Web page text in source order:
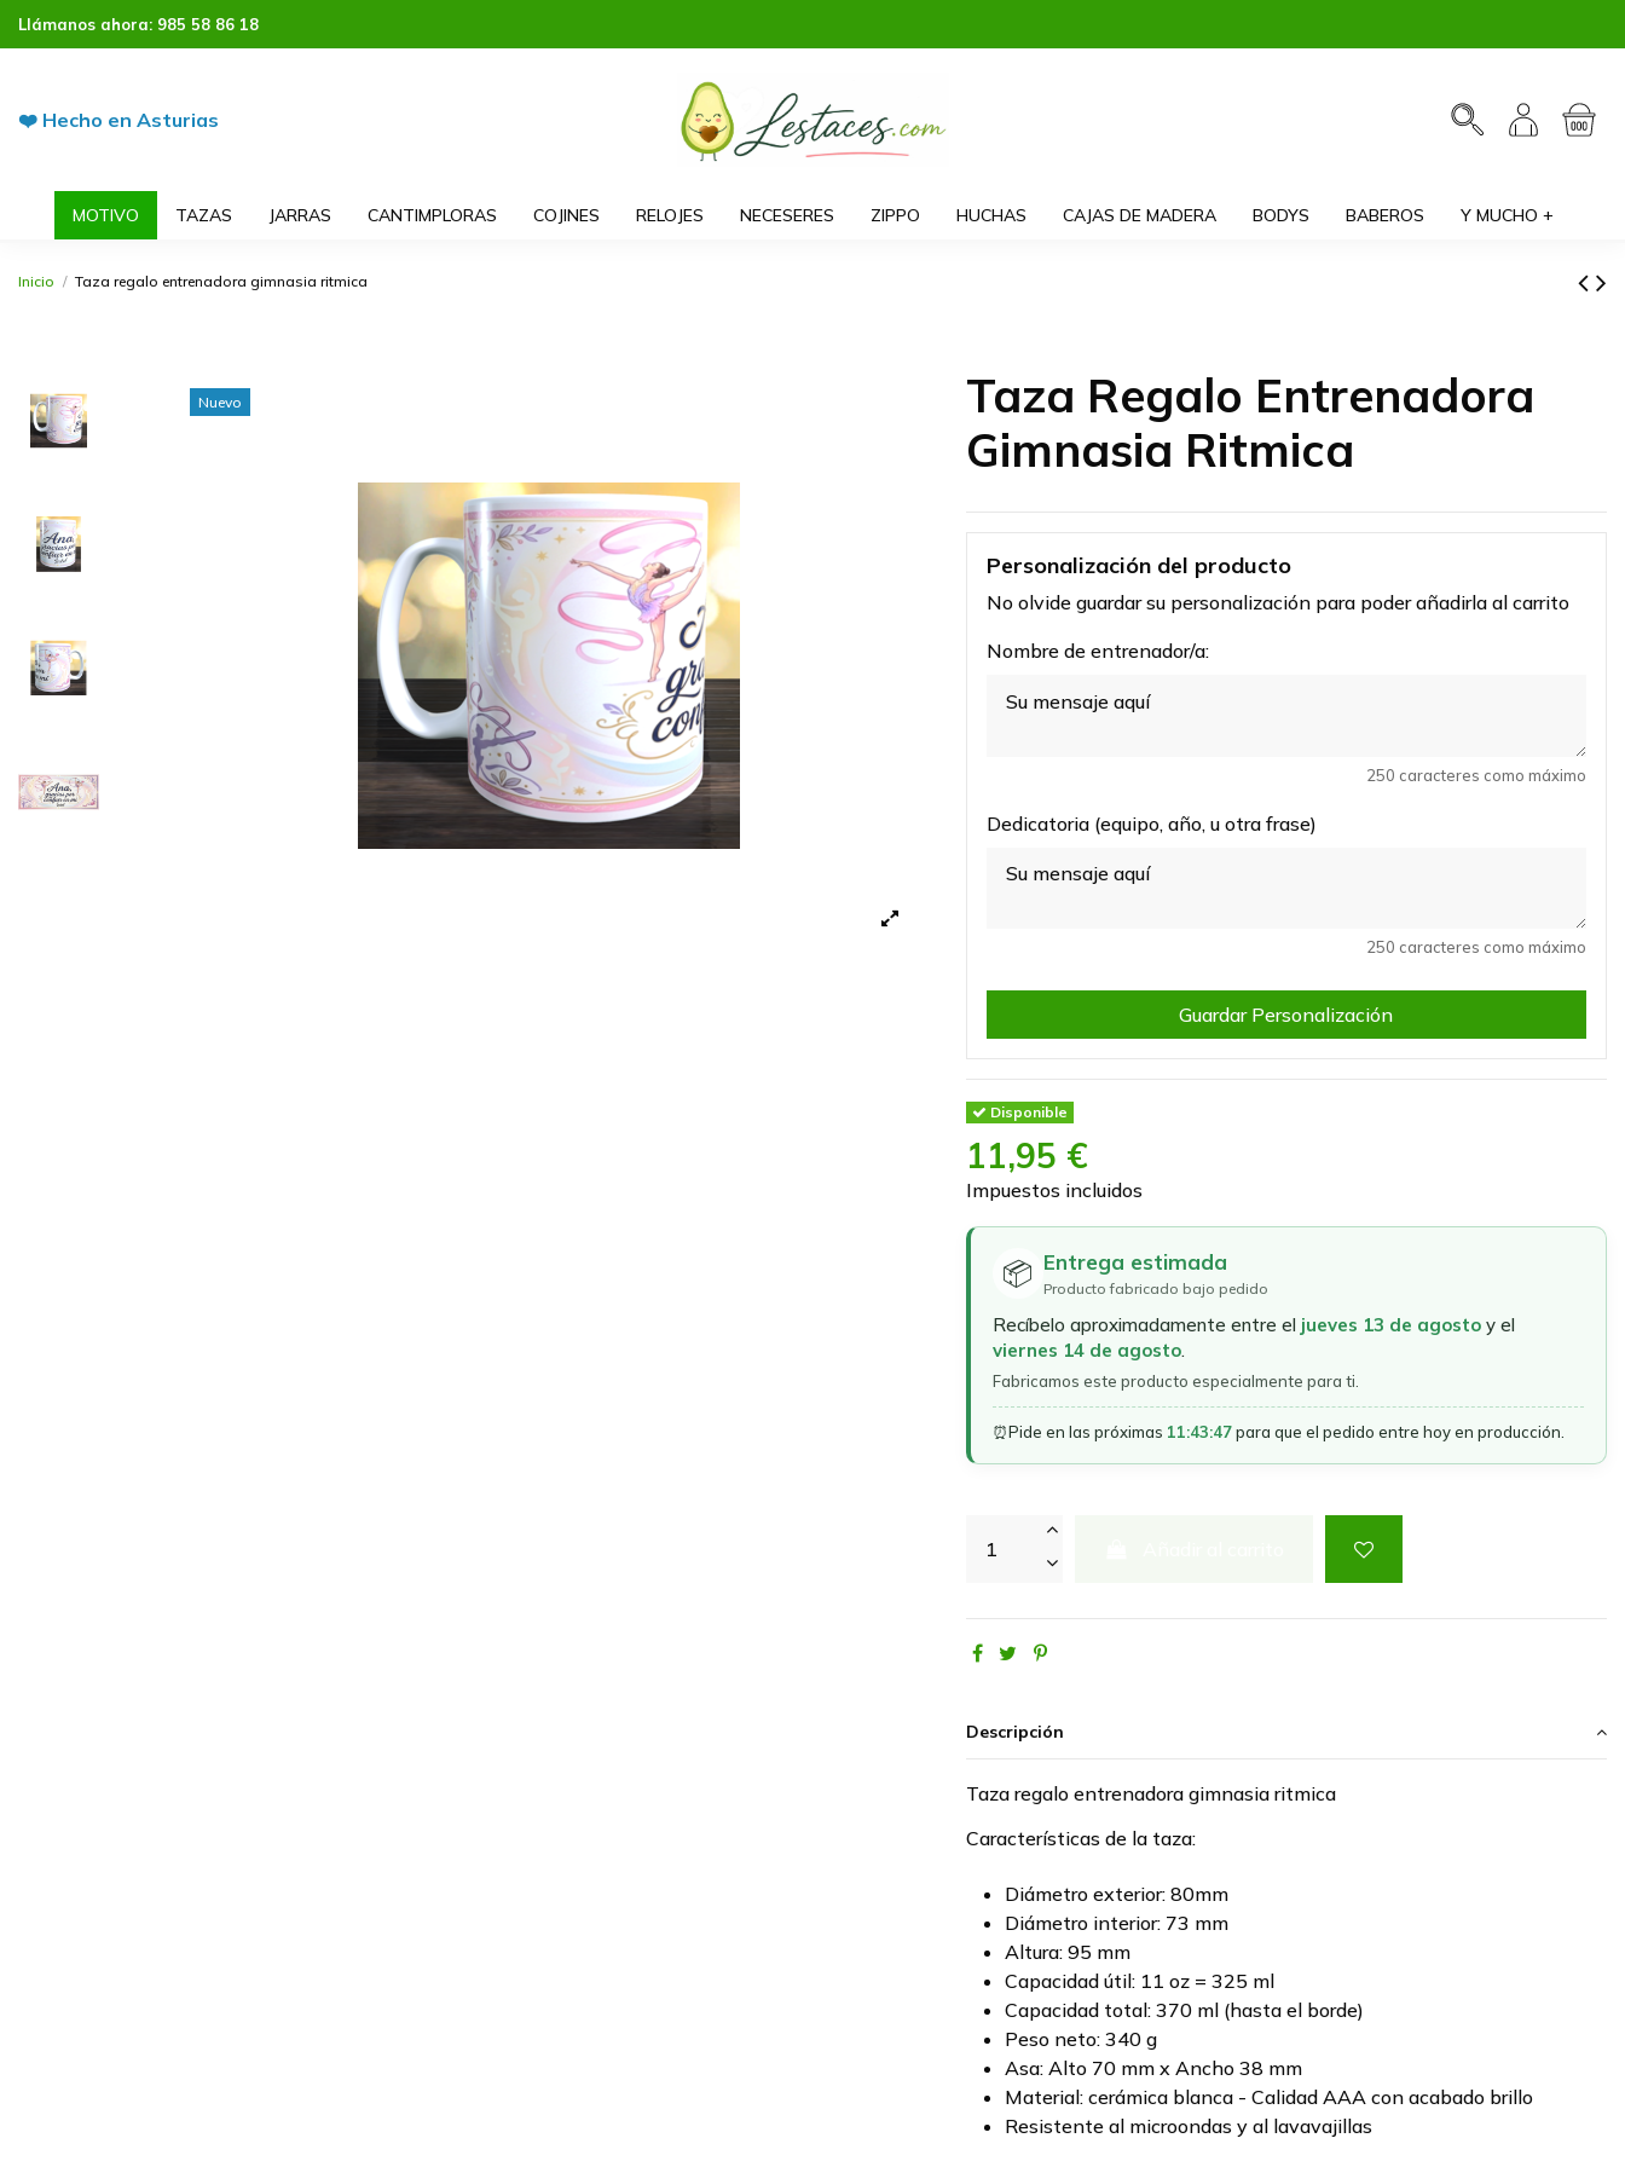
Llámanos ahora: 985 58 86 18
❤️ Hecho en Asturias
MOTIVO TAZAS JARRAS CANTIMPLORAS COJINES RELOJES NECESERES ZIPPO HUCHAS CAJAS DE MADERA BODYS BABEROS Y MUCHO +
Inicio Taza regalo entrenadora gimnasia ritmica
Nuevo
Taza Regalo Entrenadora
Gimnasia Ritmica
Personalización del producto
No olvide guardar su personalización para poder añadirla al carrito
Nombre de entrenador/a:
250 caracteres como máximo
Dedicatoria (equipo, año, u otra frase)
250 caracteres como máximo
Guardar Personalización
Disponible
11,95 €
Impuestos incluidos
📦 Entrega estimada
Producto fabricado bajo pedido
Recíbelo aproximadamente entre el jueves 13 de agostoy el
viernes 14 de agosto.
Fabricamos este producto especialmente para ti.
⏰Pide en las próximas 11:43:46para que el pedido entre hoy en producción.
Descripción
Taza regalo entrenadora gimnasia ritmica
Características de la taza:
Diámetro exterior: 80mm
Diámetro interior: 73 mm
Altura: 95 mm
Capacidad útil: 11 oz = 325 ml
Capacidad total: 370 ml (hasta el borde)
Peso neto: 340 g
Asa: Alto 70 mm x Ancho 38 mm
Material: cerámica blanca - Calidad AAA con acabado brillo
Resistente al microondas y al lavavajillas